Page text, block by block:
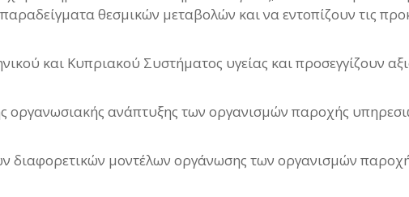
θεσμικών μεταβολών και να εντοπίζουν τις
και Κυπριακού Συστήματος υγείας και προσεγγίζουν
οργανωσιακής ανάπτυξης των οργανισμών παροχής
διαφορετικών μοντέλων οργάνωσης των οργανισμών